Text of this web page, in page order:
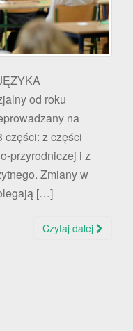
od roku
na
części: z części
przyrodniczej i z
Zmiany w
[…]
Czytaj dalej